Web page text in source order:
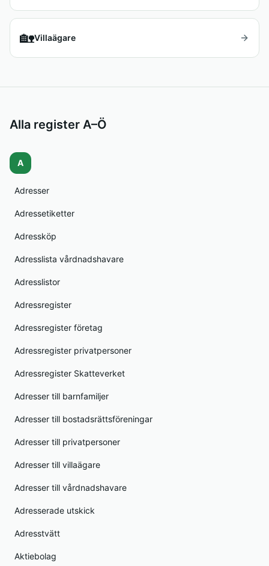
🏡Villaägare
Alla register A–Ö
A
Adresser
Adressetiketter
Adressköp
Adresslista vårdnadshavare
Adresslistor
Adressregister
Adressregister företag
Adressregister privatpersoner
Adressregister Skatteverket
Adresser till barnfamiljer
Adresser till bostadsrättsföreningar
Adresser till privatpersoner
Adresser till villaägare
Adresser till vårdnadshavare
Adresserade utskick
Adresstvätt
Aktiebolag